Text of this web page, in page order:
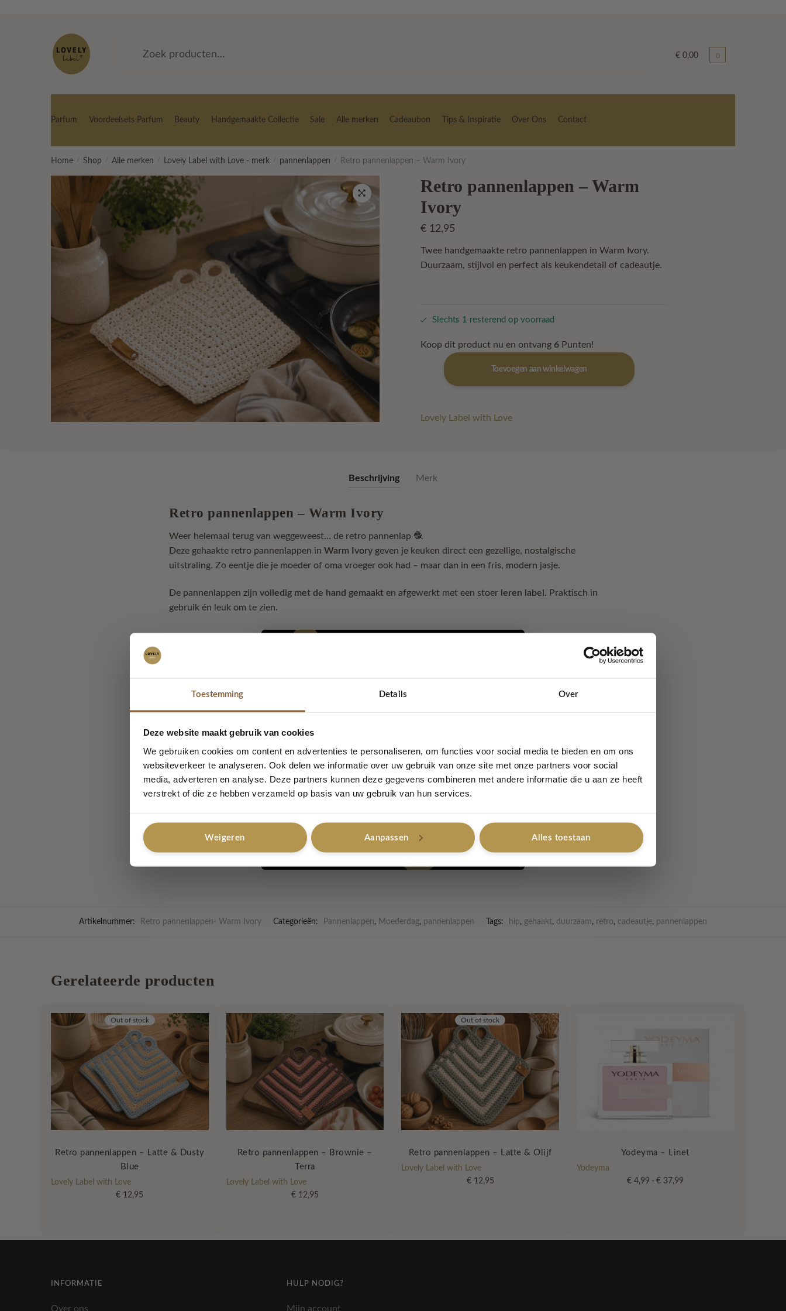
Toestemming Details Over
Deze website maakt gebruik van cookies
We gebruiken cookies om content en advertenties te personaliseren, om functies voor social media te bieden en om ons
websiteverkeer te analyseren. Ook delen we informatie over uw gebruik van onze site met onze partners voor social
media, adverteren en analyse. Deze partners kunnen deze gegevens combineren met andere informatie die u aan ze heeft
verstrekt of die ze hebben verzameld op basis van uw gebruik van hun services.
Weigeren Aanpassen Alles toestaan
Zoeken €0,00 0
Parfum Voordeelsets Parfum Beauty Handgemaakte Collectie Sale Alle merken Cadeaubon Tips & Inspiratie Over Ons Contact
Home / Shop / Alle merken / Lovely Label with Love - merk / pannenlappen / Retro pannenlappen – Warm Ivory
🔍
Retro pannenlappen – Warm
Ivory
€12,95
Twee handgemaakte retro pannenlappen in Warm Ivory.
Duurzaam, stijlvol en perfect als keukendetail of cadeautje.
Slechts 1 resterend op voorraad
Koop dit product nu en ontvang 6Punten!
pannenlappen
Ivory
Toevoegen aan winkelwagen
Lovely Label with Love
Beschrijving Merk
Retro pannenlappen – Warm Ivory
Weer helemaal terug van weggeweest… de retro pannenlap 🧶
Deze gehaakte retro pannenlappen inWarm Ivory geven je keuken direct een gezellige, nostalgische
uitstraling. Zo eentje die je moeder of oma vroeger ook had – maar dan in een fris, modern jasje.
De pannenlappen zijnvolledig met de hand gemaakt en afgewerkt met een stoer leren label . Praktisch in
gebruik én leuk om te zien.
Wasbaar op30°C
Afmetingen & inhoud
Set van2 pannenlappen
Artikelnummer: Retro pannenlappen- Warm Ivory Categorieën: Pannenlappen, Moederdag, pannenlappen Tags: hip, gehaakt, duurzaam, retro, cadeautje, pannenlappen
Gerelateerde producten
Out of stock
Retro pannenlappen – Latte & Dusty
Blue
Lovely Label with Love
€ 12,95
Retro pannenlappen – Brownie –
Terra
Lovely Label with Love
€12,95
Out of stock
Retro pannenlappen – Latte & Olijf
Lovely Label with Love
€12,95
Yodeyma – Linet
Yodeyma
€ 4,99 - € 37,99
meerdere
INFORMATIE
Over ons
HULP NODIG?
Mijn account
Ja, graag!
Nee, bedankt